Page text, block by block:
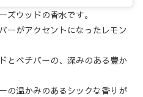
ズウッドの香水です。
ーがアクセントになったレモン
とベチバーの、深みのある豊か
の温かみのあるシックな香りが